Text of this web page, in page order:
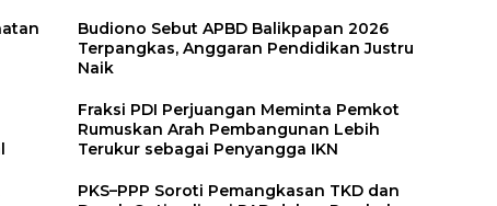
Budiono Sebut APBD Balikpapan 2026
Terpangkas, Anggaran Pendidikan Justru
Naik
Fraksi PDI Perjuangan Meminta Pemkot
Rumuskan Arah Pembangunan Lebih
Terukur sebagai Penyangga IKN
PKS–PPP Soroti Pemangkasan TKD dan